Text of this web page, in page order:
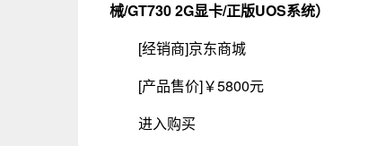
械/GT730 2G显卡/正版UOS系统）
[经销商]京东商城
[产品售价]￥5800元
进入购买